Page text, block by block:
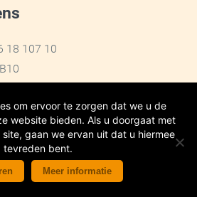
18 107 10
Service -Algemene voorwaarden
- Ontwikkeld doorBest4u Group B.V.
om ervoor te zorgen dat we u de
website bieden. Als u doorgaat met
gaan we ervan uit dat u hiermee
tevreden bent.
Meer informatie